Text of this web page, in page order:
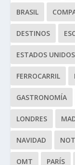
BRASIL
DESTINOS
ESTADOS UNIDOS
FERROCARRIL
GASTRONOMÍA
LONDRES
NAVIDAD
OMT PARÍS